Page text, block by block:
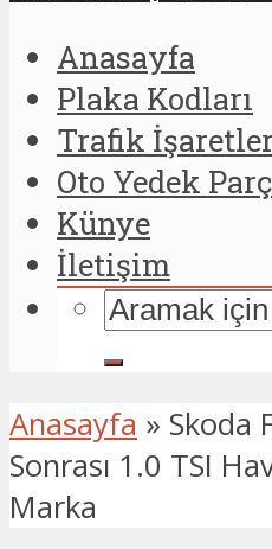
Anasayfa
Plaka Kodları
Trafik
Oto Yedek
Künye
İletişim
Anasayfa » Skoda
Sonrası 1.0 TSI
Marka